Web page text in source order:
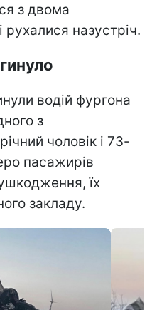
з двома
рухалися назустріч.
водій фургона
з
чоловік і 73-
пасажирів
ушкодження, їх
закладу.